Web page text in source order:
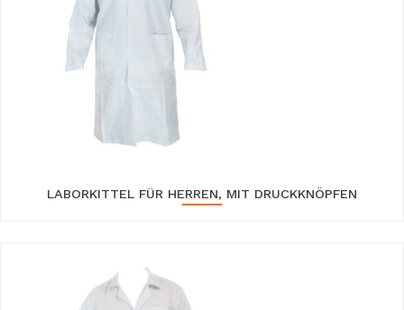
LABORKITTEL FÜR HERREN, MIT DRUCKKNÖPFEN